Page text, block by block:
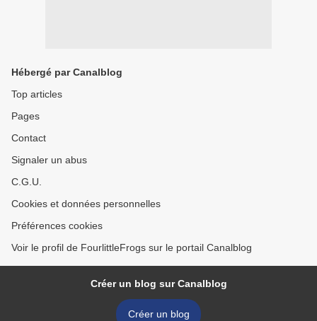
Hébergé par Canalblog
Top articles
Pages
Contact
Signaler un abus
C.G.U.
Cookies et données personnelles
Préférences cookies
Voir le profil de FourlittleFrogs sur le portail Canalblog
Créer un blog sur Canalblog
Créer un blog